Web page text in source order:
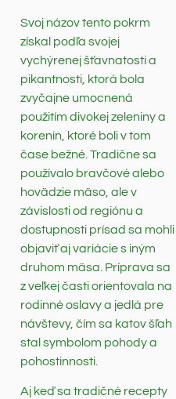
Svoj názov tento pokrm
získal podľa svojej
vychýrenej šťavnatosti a
pikantnosti, ktorá bola
zvyčajne umocnená
použitím divokej zeleniny a
korenín, ktoré boli v tom
čase bežné. Tradične sa
používalo bravčové alebo
hovädzie mäso, ale v
závislosti od regiónu a
dostupnosti prísad sa mohli
objaviť aj variácie s iným
druhom mäsa. Príprava sa
z veľkej časti orientovala na
rodinné oslavy a jedlá pre
návštevy, čím sa katov šľah
stal symbolom pohody a
pohostinnosti.
Aj keď sa tradičné recepty